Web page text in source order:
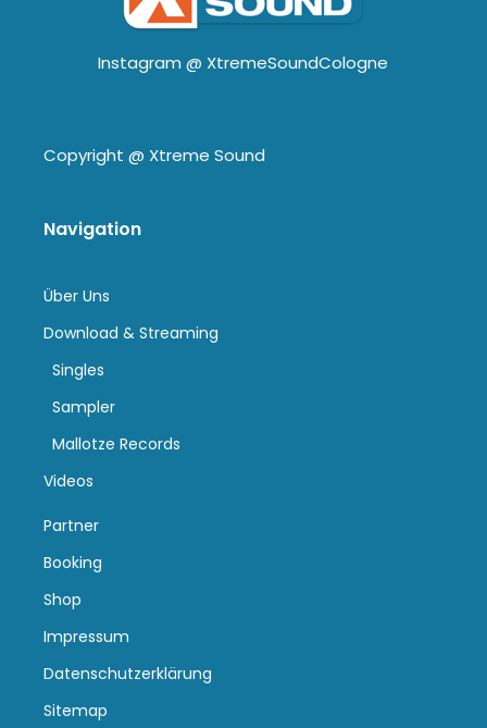
Instagram @ XtremeSoundCologne
Copyright @ Xtreme Sound
Navigation
Über Uns
Download & Streaming
Singles
Sampler
Mallotze Records
Videos
Partner
Booking
Shop
Impressum
Datenschutzerklärung
Sitemap